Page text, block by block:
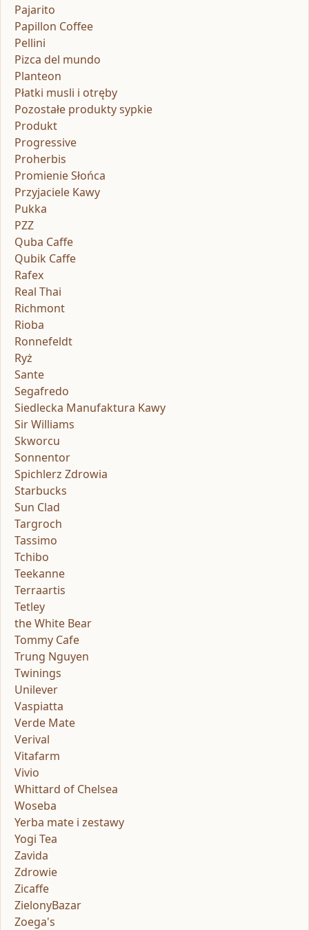
Pajarito
Papillon Coffee
Pellini
Pizca del mundo
Planteon
Płatki musli i otręby
Pozostałe produkty sypkie
Produkt
Progressive
Proherbis
Promienie Słońca
Przyjaciele Kawy
Pukka
PZZ
Quba Caffe
Qubik Caffe
Rafex
Real Thai
Richmont
Rioba
Ronnefeldt
Ryż
Sante
Segafredo
Siedlecka Manufaktura Kawy
Sir Williams
Skworcu
Sonnentor
Spichlerz Zdrowia
Starbucks
Sun Clad
Targroch
Tassimo
Tchibo
Teekanne
Terraartis
Tetley
the White Bear
Tommy Cafe
Trung Nguyen
Twinings
Unilever
Vaspiatta
Verde Mate
Verival
Vitafarm
Vivio
Whittard of Chelsea
Woseba
Yerba mate i zestawy
Yogi Tea
Zavida
Zdrowie
Zicaffe
ZielonyBazar
Zoega's